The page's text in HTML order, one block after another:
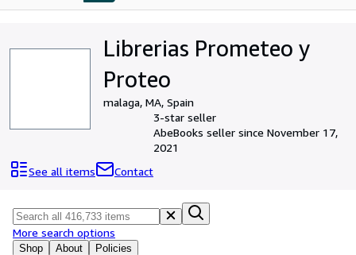
My Purchases
Rare Books
Textbooks
Sellers
Librerias Prometeo y
Proteo
malaga, MA, Spain
3-star seller
AbeBooks seller since November 17,
2021
See all items
Contact
Shop About Policies
More search options